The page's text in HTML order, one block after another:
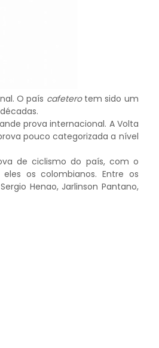
O país cafeterotem sido um
prova internacional. A Volta
pouco categorizada a nível
de ciclismo do país, com o
os colombianos. Entre os
Henao, Jarlinson Pantano,